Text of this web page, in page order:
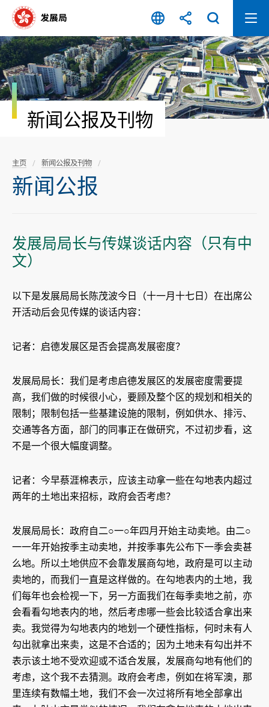
容
开
始
新闻公报及刊物
主页 新闻公报及刊物
新闻公报
发展局局长与传媒谈话内容（只有中
文）
以下是发展局局长陈茂波今日（十一月十七日）在出席公
开活动后会见传媒的谈话内容：
记者：启德发展区是否会提高发展密度？
发展局局长：我们是考虑启德发展区的发展密度需要提
高，我们做的时候很小心，要顾及整个区的规划和相关的
限制；限制包括一些基建设施的限制，例如供水、排污、
交通等各方面，部门的同事正在做研究，不过初步看，这
不是一个很大幅度调整。
记者：今早蔡涯棉表示，应该主动拿一些在勾地表内超过
两年的土地出来招标，政府会否考虑？
发展局局长：政府自二○一○年四月开始主动卖地。由二○
一一年开始按季主动卖地，并按季事先公布下一季会卖甚
么地。所以土地供应不会靠发展商勾地，政府是可以主动
卖地的，而我们一直是这样做的。在勾地表内的土地，我
们每年也会检视一下，另一方面我们在每季卖地之前，亦
会看看勾地表内的地，然后考虑哪一些会比较适合拿出来
卖。我觉得为勾地表内的地划一个硬性指标，何时未有人
勾出就拿出来卖，这是不合适的；因为土地未有勾出并不
表示该土地不受欢迎或不适合发展，发展商勾地有他们的
考虑，这个我不去猜测。政府会考虑，例如在将军澳，那
里连续有数幅土地，我们不会一次过将所有地全部拿出